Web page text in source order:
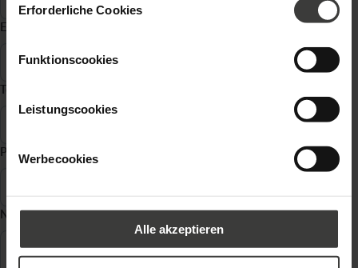
personenbezogenen Daten ist die Gesellschaft Oknoplast
sp. z o.o. Weitere Informationen über personenbezogene
Datenschutzrichtlinie
Erforderliche Cookies
Funktionscookies
Leistungscookies
Werbecookies
Alle akzeptieren
E-Mail Adresse
Telefon
Postleitzahl
Nachricht*